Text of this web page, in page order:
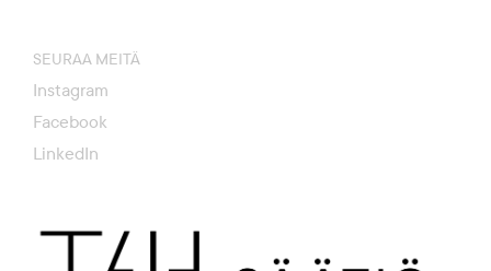
SEURAA MEITÄ
Instagram
Facebook
LinkedIn